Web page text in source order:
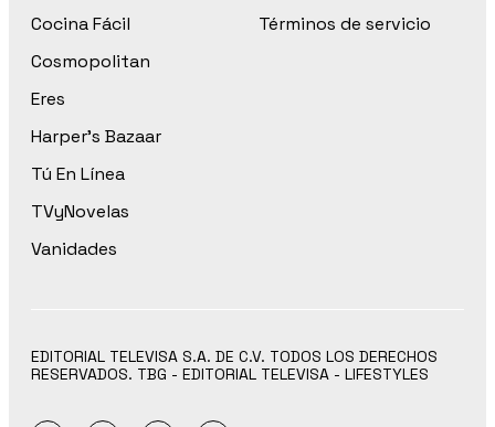
Cocina Fácil
Cosmopolitan
Eres
Harper’s Bazaar
Tú En Línea
TVyNovelas
Vanidades
Términos de servicio
EDITORIAL TELEVISA S.A. DE C.V. TODOS LOS DERECHOS
RESERVADOS. TBG - EDITORIAL TELEVISA - LIFESTYLES